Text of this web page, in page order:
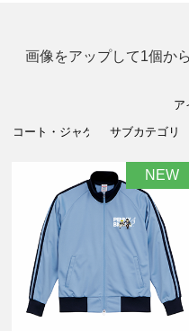
画像をアップして1個か
ア
NEW